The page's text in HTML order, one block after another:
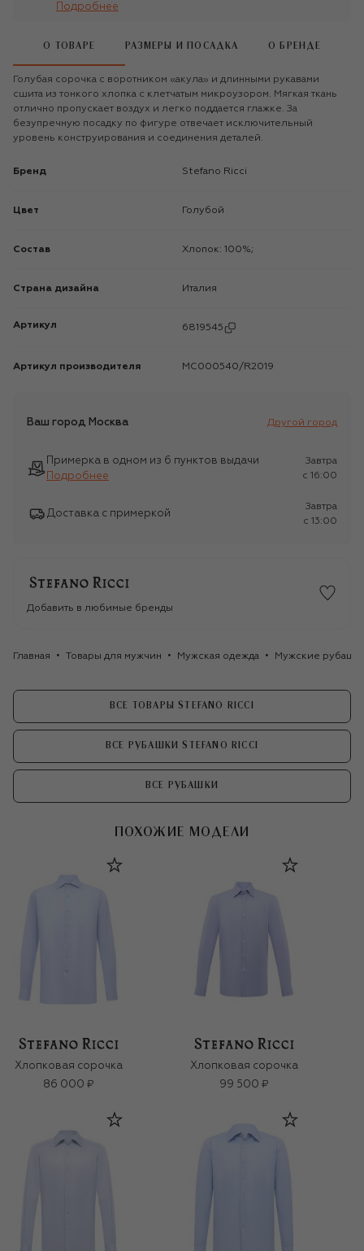
Подробнее
О ТОВАРЕ РАЗМЕРЫ И ПОСАДКА О БРЕНДЕ
Голубая сорочка с воротником «акула» и длинными рукавами
сшита из тонкого хлопка с клетчатым микроузором. Мягкая ткань
отлично пропускает воздух и легко поддается глажке. За
безупречную посадку по фигуре отвечает исключительный
уровень конструирования и соединения деталей.
Бренд Stefano Ricci
Цвет Голубой
Состав Хлопок: 100%;
Страна дизайна Италия
Артикул 6819545
Артикул производителя MC000540/R2019
Ваш город Москва Другой город
Примерка в одном из 6 пунктов выдачи
Подробнее
Завтра
c 16:00
Доставка с примеркой
Завтра
c 13:00
Добавить в любимые бренды
Главная Товары для мужчин Мужская одежда Мужские
ВСЕ ТОВАРЫ STEFANO RICCI
ВСЕ РУБАШКИ STEFANO RICCI
ВСЕ РУБАШКИ
ПОХОЖИЕ МОДЕЛИ
Хлопковая сорочка
86 000 ₽
Хлопковая сорочка
99 500 ₽